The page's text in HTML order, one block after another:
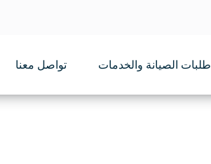
طلبات الصيانة والخدمات تواصل معنا